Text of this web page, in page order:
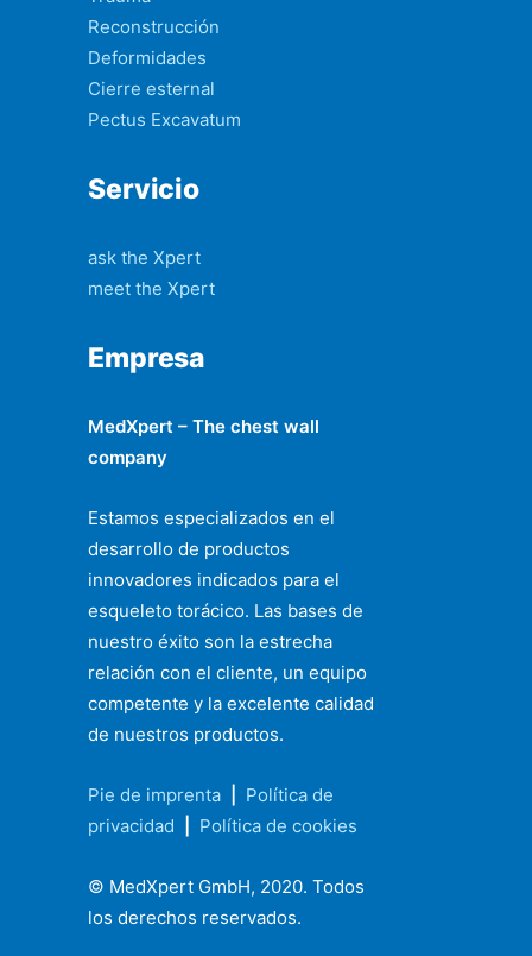
Reconstrucción
Deformidades
Cierre esternal
Pectus Excavatum
Servicio
ask the Xpert
meet the Xpert
Empresa
MedXpert – The chest wall
company
Estamos especializados en el
desarrollo de productos
innovadores indicados para el
esqueleto torácico. Las bases de
nuestro éxito son la estrecha
relación con el cliente, un equipo
competente y la excelente calidad
de nuestros productos.
Pie de imprenta
Política de
privacidad
Política de cookies
© MedXpert GmbH, 2020. Todos
los derechos reservados.